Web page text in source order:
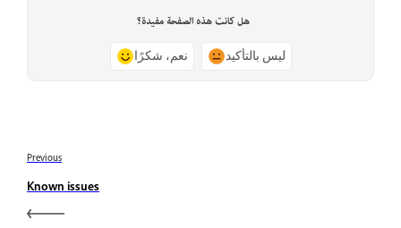
هل كانت هذه الصفحة مفيدة؟
نعم، شكرًا ليس بالتأكيد
Previous
Known issues